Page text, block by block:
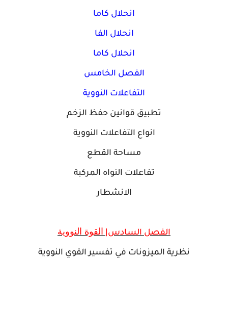
انحلال كاما
انحلال الفا
انحلال كاما
الفصل الخامس
التفاعلات النووية
تطبيق قوانين حفظ الزخم
انواع التفاعلات النووية
مساحة القطع
تفاعلات النواه المركبة
الانشطار
الفصل السادس|القوة النووية
نظرية الميزونات في تفسير القوي النووية